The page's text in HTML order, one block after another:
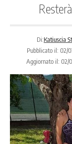
Di:Katiuscia
Pubblicato il: 02/
Aggiornato il: 02/